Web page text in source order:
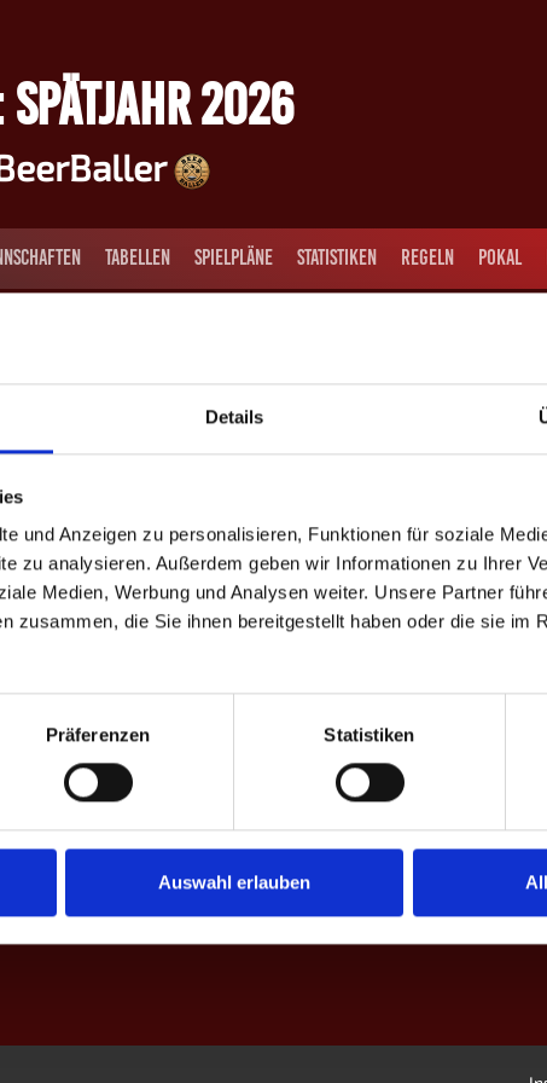
Details
und Anzeigen zu personalisieren, Funktionen für soziale
zu analysieren. Außerdem geben wir Informationen zu Ihrer
Medien, Werbung und Analysen weiter. Unsere Partner
zusammen, die Sie ihnen bereitgestellt haben oder die sie im
Präferenzen Statistiken
Auswahl erlauben
2026
TABELLEN SPIELPLÄNE STATISTIKEN REGELN POKAL
Nachname